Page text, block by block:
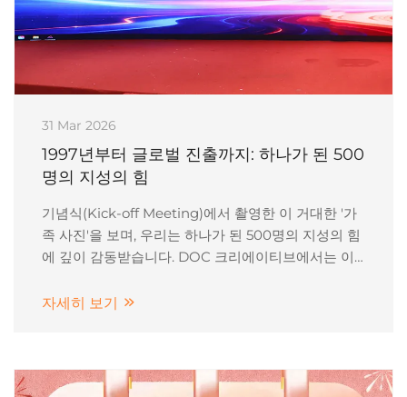
31 Mar 2026
1997년부터 글로벌 진출까지: 하나가 된 500
명의 지성의 힘
기념식(Kick-off Meeting)에서 촬영한 이 거대한 '가
족 사진'을 보며, 우리는 하나가 된 500명의 지성의 힘
에 깊이 감동받습니다. DOC 크리에이티브에서는 이
두가 하나로 뭉친 강력한 선언입니다...
자세히 보기